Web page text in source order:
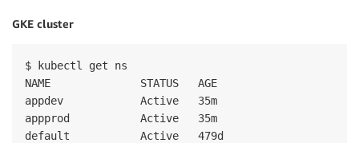
# Lista separada por vírgulas de registros de
GKE cluster
$ kubectl get ns
NAME              STATUS   AGE
appdev            Active   35m
appprod           Active   35m
default           Active   479d